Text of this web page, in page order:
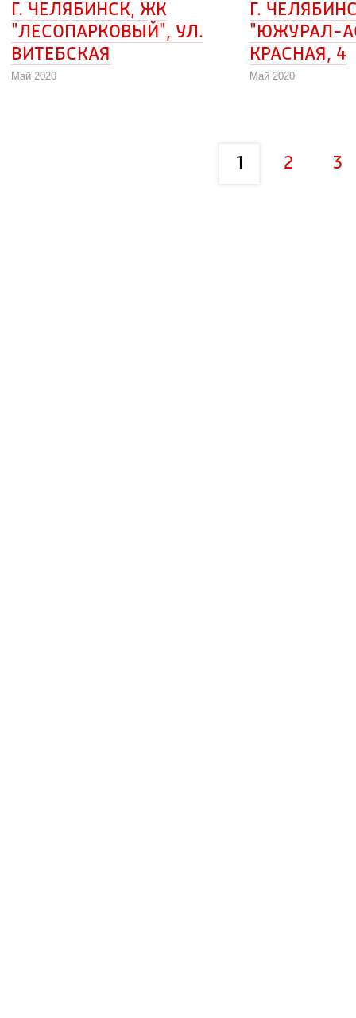
Г. ЧЕЛЯБИНСК, ЖК
"ЛЕСОПАРКОВЫЙ", УЛ.
ВИТЕБСКАЯ
Май 2020
Г.
"ЮЖУРАЛ-
КРАСНАЯ, 4
Май 2020
1 2 3